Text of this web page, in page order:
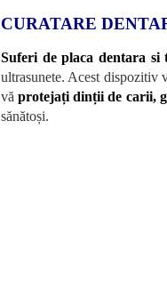
CURATARE
Suferi de placa dentara
ultrasunete. Acest dispozitiv
văprotejați dinții de carii,
sănătoși.